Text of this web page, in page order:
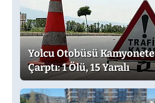
Yolcu Otobüsü Kamyonete
Çarptı: 1 Ölü, 15 Yaralı